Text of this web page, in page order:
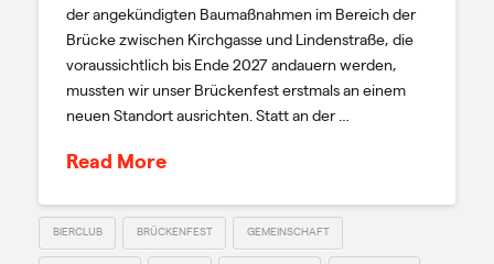
der angekündigten Baumaßnahmen im Bereich der
Brücke zwischen Kirchgasse und Lindenstraße, die
voraussichtlich bis Ende 2027 andauern werden,
mussten wir unser Brückenfest erstmals an einem
neuen Standort ausrichten. Statt an der …
Read More
BIERCLUB BRÜCKENFEST GEMEINSCHAFT